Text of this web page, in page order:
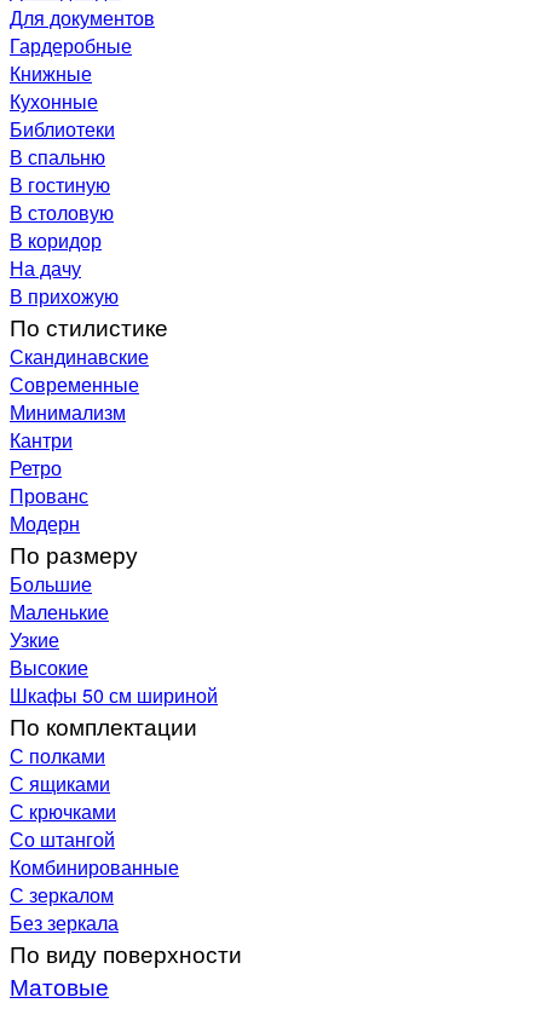
Для документов
Гардеробные
Книжные
Кухонные
Библиотеки
В спальню
В гостиную
В столовую
В коридор
На дачу
В прихожую
По стилистике
Скандинавские
Современные
Минимализм
Кантри
Ретро
Прованс
Модерн
По размеру
Большие
Маленькие
Узкие
Высокие
Шкафы 50 см шириной
По комплектации
С полками
С ящиками
С крючками
Со штангой
Комбинированные
С зеркалом
Без зеркала
По виду поверхности
Матовые